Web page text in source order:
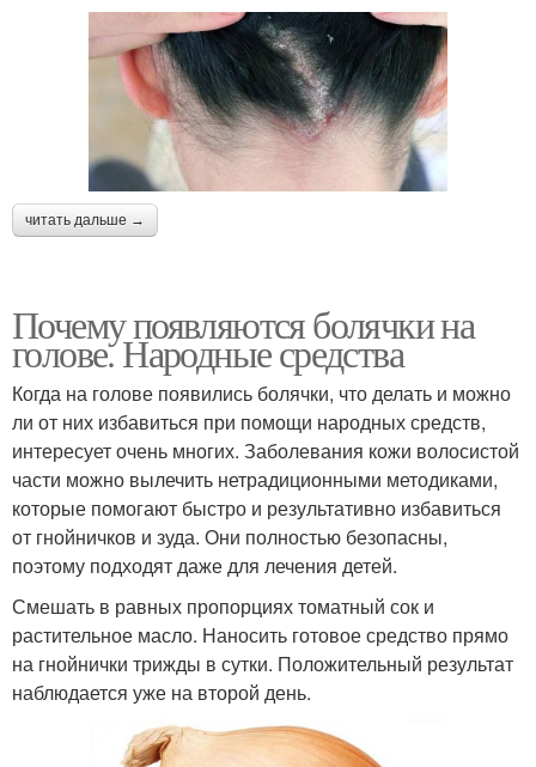
читать дальше →
Почему появляются болячки на
голове. Народные средства
Когда на голове появились болячки, что делать и можно
ли от них избавиться при помощи народных средств,
интересует очень многих. Заболевания кожи волосистой
части можно вылечить нетрадиционными методиками,
которые помогают быстро и результативно избавиться
от гнойничков и зуда. Они полностью безопасны,
поэтому подходят даже для лечения детей.
Смешать в равных пропорциях томатный сок и
растительное масло. Наносить готовое средство прямо
на гнойнички трижды в сутки. Положительный результат
наблюдается уже на второй день.